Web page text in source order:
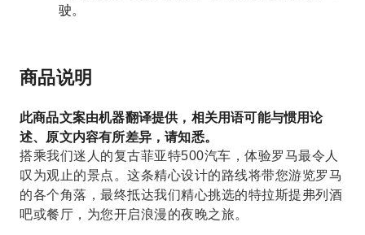
驶。
商品说明
此商品文案由机器翻译提供，相关用语可能与惯用论
述、原文内容有所差异，请知悉。
搭乘我们迷人的复古菲亚特500汽车，体验罗马最令人
叹为观止的景点。这条精心设计的路线将带您游览罗马
的各个角落，最终抵达我们精心挑选的特拉斯提弗列酒
吧或餐厅，为您开启浪漫的夜晚之旅。